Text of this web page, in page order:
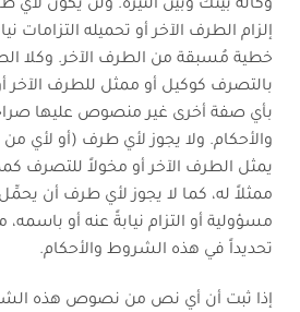
وكالة بينك وبين النيرة. ولن يكون
إلزام الطرف الآخر أو تحميله التزامات
خطية مُسبقة من الطرف الآخر. وكلا
بالتصرف كوكيل أو ممثل للطرف الآخر
بأي صفة أخرى غير منصوص عليها
والأحكام. ولا يجوز لأي طرف (أو لأي من
يمثل الطرف الآخر أو مخولاً للتصرف
ممثلاً له، كما لا يجوز لأي طرف أن
مسؤولية أو التزام نيابةً عنه أو
تحديداً في هذه الشروط والأحكام.
إذا ثبت أن أي نص من نصوص هذه